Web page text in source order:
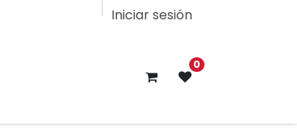
Iniciar sesión
0